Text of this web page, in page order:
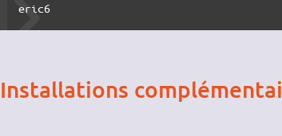
eric6
Installations